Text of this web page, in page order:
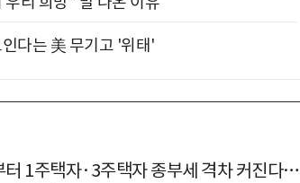
다는 美 무기고 '위태'
터 1주택자·3주택자 종부세 격차 커진다…